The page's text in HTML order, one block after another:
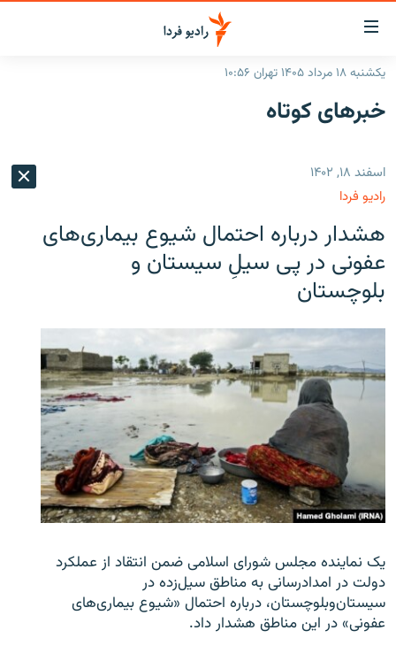
لینک‌های
قابلیت
دسترسی
بازگشت
اصلی
رفتن
صفحه
جستجو
ایران
رادیو
انتخاب کنید و بشنوید
برنامه‌های رادیویی
فرکانس‌ها
پادکست
چندرسانه‌ای
گزارش‌های تصویری
زنان فردا
English
به ما بپیوندید
زبان‌های دیگر
یکشنبه ۱۸ مرداد ۱۴۰۵ تهران ۱۰:۵۶
خبرهای کوتاه
اسفند ۱۸, ۱۴۰۲
رادیو فردا
هشدار درباره احتمال شیوع بیماری‌های
عفونی در پی سیلِ سیستان‌ و
بلوچستان
یک نماینده مجلس شورای اسلامی ضمن انتقاد از عملکرد
دولت در امدادرسانی به مناطق سیل‌زده در
سیستان‌وبلوچستان، درباره احتمال «شیوع بیماری‌های
عفونی» در این مناطق هشدار داد.